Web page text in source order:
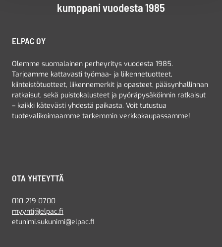
kumppani vuodesta 1985
ELPAC OY
Olemme suomalainen perheyritys vuodesta 1985.
Tarjoamme kattavasti työmaa- ja liikennetuotteet,
kiinteistötuotteet, liikennemerkit ja opasteet, pääsynhallinnan
ratkaisut, sekä puistokalusteet ja pyöräpysäköinnin ratkaisut
– kaikki kätevästi yhdestä paikasta. Voit tutustua
tuotevalikoimaamme tarkemmin verkkokaupassamme!
OTA YHTEYTTÄ
010 219 0700
myynti@elpac.fi
etunimi.sukunimi@elpac.fi